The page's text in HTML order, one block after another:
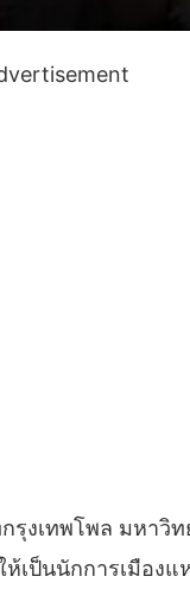
เทพโพล มหาวิ
ป็นนักการเมือง